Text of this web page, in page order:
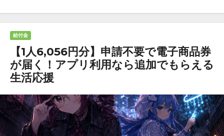
給付金
【1人6,056円分】申請不要で電子商品券
が届く！アプリ利用なら追加でもらえる
生活応援